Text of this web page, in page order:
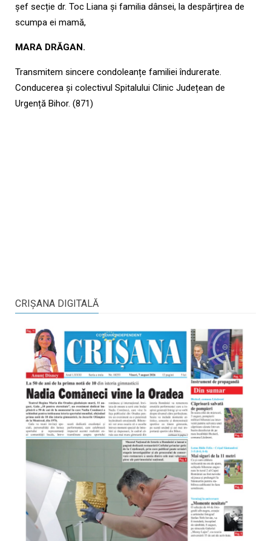
șef secție dr. Toc Liana și familia dânsei, la despărțirea de
scumpa ei mamă,
MARA DRĂGAN.
Transmitem sincere condoleanțe familiei îndurerate.
Conducerea și colectivul Spitalului Clinic Județean de
Urgență Bihor. (871)
CRIŞANA DIGITALĂ